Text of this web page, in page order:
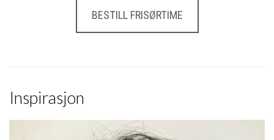
BESTILL FRISØRTIME
Inspirasjon